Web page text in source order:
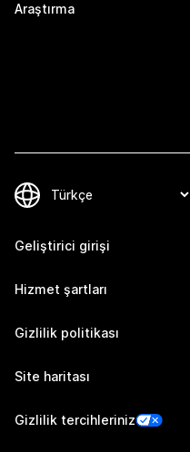
Araştırma
Geliştirici girişi
Hizmet şartları
Gizlilik politikası
Site haritası
Gizlilik tercihleriniz